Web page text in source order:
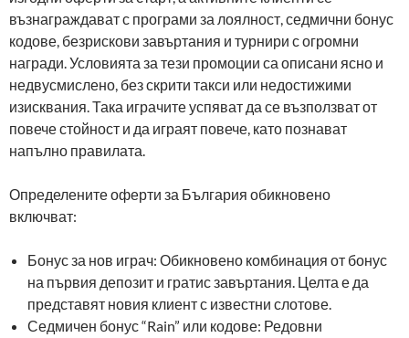
възнаграждават с програми за лоялност, седмични бонус
кодове, безрискови завъртания и турнири с огромни
награди. Условията за тези промоции са описани ясно и
недвусмислено, без скрити такси или недостижими
изисквания. Така играчите успяват да се възползват от
повече стойност и да играят повече, като познават
напълно правилата.
Определените оферти за България обикновено
включват:
Бонус за нов играч: Обикновено комбинация от бонус
на първия депозит и гратис завъртания. Целта е да
представят новия клиент с известни слотове.
Седмичен бонус “Rain” или кодове: Редовни